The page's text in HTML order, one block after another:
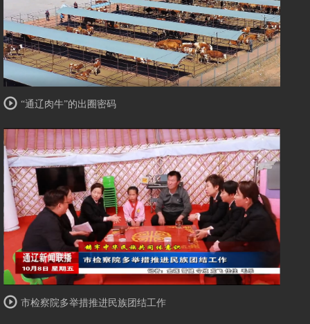
“通辽肉牛”的出圈密码
市检察院多举措推进民族团结工作